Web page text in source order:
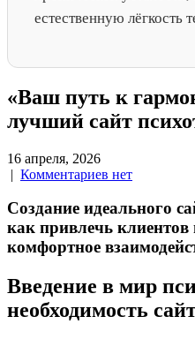
естественную лёгкость
«Ваш путь к
лучший сайт
16 апреля, 2026
| Комментариев нет
Создание идеального
как привлечь клиентов
комфортное
Введение в мир
необходимость